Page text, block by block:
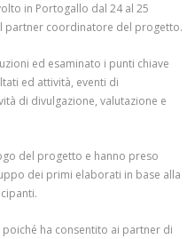
in Portogallo dal 24 al 25
partner coordinatore del progetto.
ed esaminato i punti chiave
ed attività, eventi di
di divulgazione, valutazione e
del progetto e hanno preso
dei primi elaborati in base alla
ha consentito ai partner di